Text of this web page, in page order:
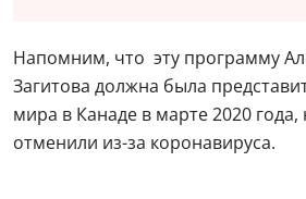
Напомним, что эту программу
Загитова должна была
мира в Канаде в марте 2020 года,
отменили из-за коронавируса.